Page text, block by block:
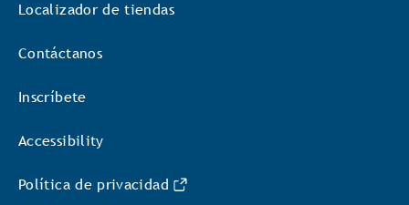
Localizador de tiendas
Contáctanos
Inscríbete
Accessibility
Política de privacidad